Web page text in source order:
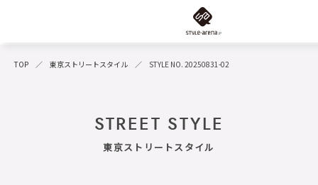
TOP 東京ストリートスタイル STYLE NO. 20250831-02
STREET STYLE
東京ストリートスタイル